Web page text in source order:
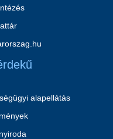
alapellátás